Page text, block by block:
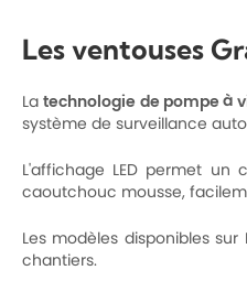
Les ventouses
Latechnologie de pompe à
système de surveillance
L'affichage LED permet
caoutchouc mousse,
Les modèles disponibles
chantiers.